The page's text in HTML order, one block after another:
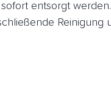
entsorgt
Reinigung